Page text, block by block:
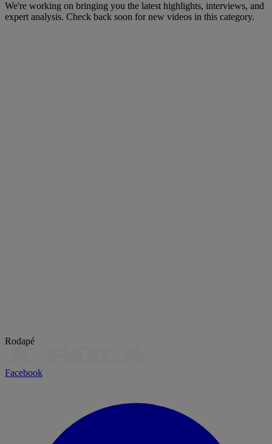
We're working on bringing you the latest highlights, interviews, and
expert analysis. Check back soon for new videos in this category.
Rodapé
Facebook